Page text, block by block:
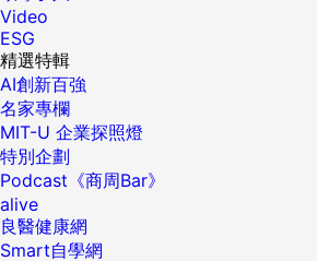
Video
ESG
精選特輯
AI創新百強
名家專欄
MIT-U 企業探照燈
特別企劃
Podcast《商周Bar》
alive
良醫健康網
Smart自學網